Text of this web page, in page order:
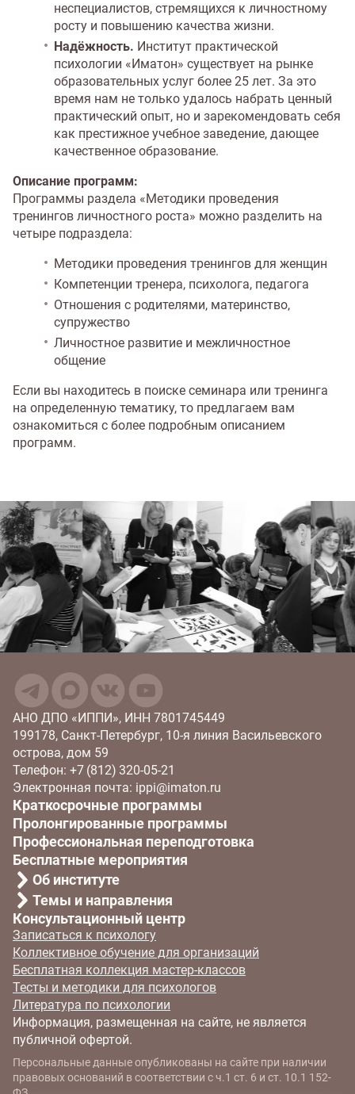
неспециалистов, стремящихся к личностному
росту и повышению качества жизни.
Надёжность. Институт практической
психологии «Иматон» существует на рынке
образовательных услуг более 25 лет. За это
время нам не только удалось набрать ценный
практический опыт, но и зарекомендовать себя
как престижное учебное заведение, дающее
качественное образование.
Описание программ:
Программы раздела «Методики проведения
тренингов личностного роста» можно разделить на
четыре подраздела:
Методики проведения тренингов для женщин
Компетенции тренера, психолога, педагога
Отношения с родителями, материнство,
супружество
Личностное развитие и межличностное
общение
Если вы находитесь в поиске семинара или тренинга
на определенную тематику, то предлагаем вам
ознакомиться с более подробным описанием
программ.
Об институте
Темы и направления
Консультационный центр
Записаться к психологу
Краткосрочные программы
Пролонгированные программы
Профессиональная переподготовка
Бесплатные мероприятия
Коллективное обучение для организаций
Бесплатная коллекция мастер-классов
Тесты и методики для психологов
Литература по психологии
АНО ДПО «ИППИ», ИНН 7801745449
199178, Санкт-Петербург, 10‑я линия Васильевского
острова, дом 59
Телефон: +7 (812) 320‑05‑21
Электронная почта: ippi@imaton.ru
Информация, размещенная на сайте, не является
публичной офертой.
Персональные данные опубликованы на сайте при наличии
правовых оснований в соответствии с ч.1 ст. 6 и ст. 10.1 152-